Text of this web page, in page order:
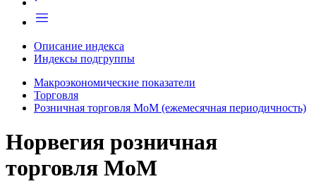
Описание индекса
Индексы подгруппы
Макроэкономические показатели
Торговля
Розничная торговля MoM (ежемесячная периодичность)
Норвегия розничная
торговля MoM